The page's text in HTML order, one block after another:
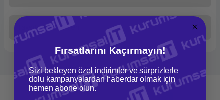
Yorum Yaz
Ürün hakkında henüz soru sorulmamış.
Taksit Seçenekleri
Fırsatlarını Kaçırmayın!
Sizi bekleyen özel indirimler ve sürprizlerle
dolu kampanyalardan haberdar olmak için
hemen abone olun.